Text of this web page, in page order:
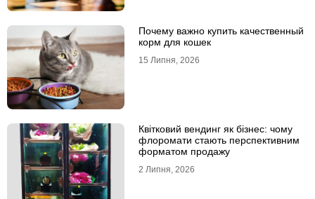
Почему важно купить качественный
корм для кошек
15 Липня, 2026
Квітковий вендинг як бізнес: чому
флоромати стають перспективним
форматом продажу
2 Липня, 2026